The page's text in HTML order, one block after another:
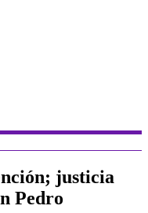
justicia
Pedro